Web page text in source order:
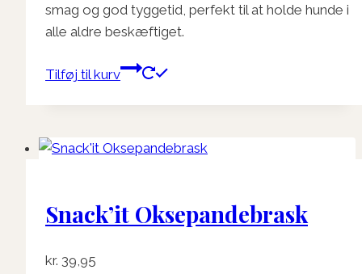
smag og god tyggetid, perfekt til at holde hunde i
alle aldre beskæftiget.
Tilføj til kurv
Snack’it Oksepandebrask
kr. 39,95